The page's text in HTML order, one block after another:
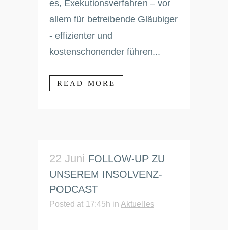
es, Exekutionsverfahren – vor
allem für betreibende Gläubiger
- effizienter und
kostenschonender führen...
READ MORE
22 Juni FOLLOW-UP ZU
UNSEREM INSOLVENZ-
PODCAST
Posted at 17:45h in Aktuelles